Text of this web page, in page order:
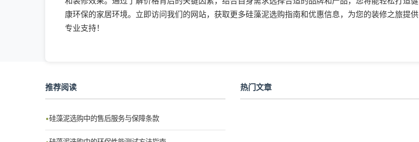
康环保的家居环境。立即访问我们的网站，获取更多硅藻泥选购指南和优惠信息，为您的装修之旅提供
专业支持！
推荐阅读
硅藻泥选购中的售后服务与保障条款
热门文章